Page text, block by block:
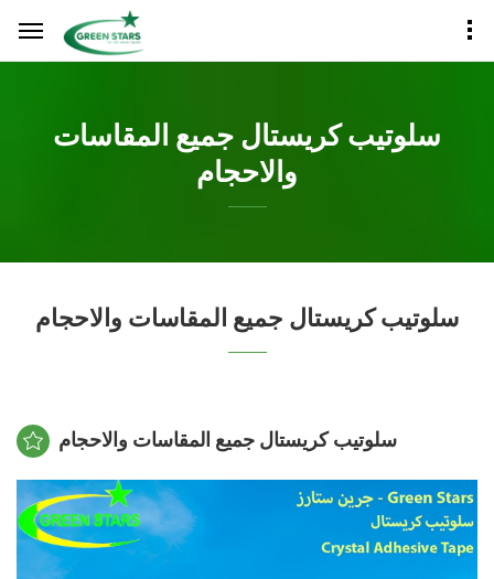
سلوتيب كريستال جميع المقاسات
والاحجام
سلوتيب كريستال جميع المقاسات والاحجام
سلوتيب كريستال جميع المقاسات والاحجام